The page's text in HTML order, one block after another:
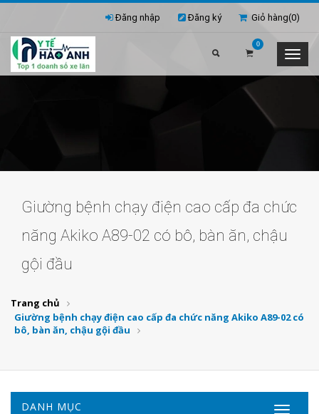
Giỏ hàng(0)
Đăng nhập Đăng ký
0
Giường bệnh chạy điện cao cấp đa chức
năng Akiko A89-02 có bô, bàn ăn, chậu
gội đầu
Trang chủ
Giường bệnh chạy điện cao cấp đa chức năng Akiko A89-02 có
bô, bàn ăn, chậu gội đầu
DANH MỤC